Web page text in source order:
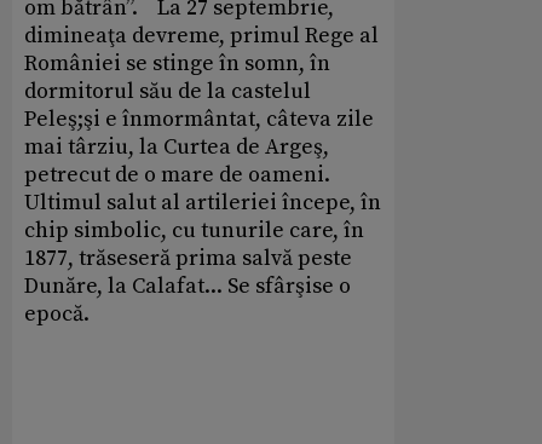
om bătrân”. La 27 septembrie,
dimineaţa devreme, primul Rege al
României se stinge în somn, în
dormitorul său de la castelul
Peleş;şi e înmormântat, câteva zile
mai târziu, la Curtea de Argeş,
petrecut de o mare de oameni.
Ultimul salut al artileriei începe, în
chip simbolic, cu tunurile care, în
1877, trăseseră prima salvă peste
Dunăre, la Calafat... Se sfârşise o
epocă.